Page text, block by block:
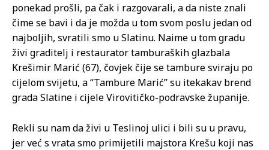
ponekad prošli, pa čak i razgovarali, a da niste znali
čime se bavi i da je možda u tom svom poslu jedan od
najboljih, svratili smo u Slatinu. Naime u tom gradu
živi graditelj i restaurator tamburaških glazbala
Krešimir Marić (67), čovjek čije se tambure sviraju po
cijelom svijetu, a “Tambure Marić” su itekakav brend
grada Slatine i cijele Virovitičko-podravske županije.
Rekli su nam da živi u Teslinoj ulici i bili su u pravu,
jer već s vrata smo primijetili majstora Krešu koji nas